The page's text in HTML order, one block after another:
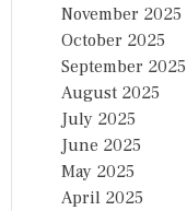
November 2025
October 2025
September 2025
August 2025
July 2025
June 2025
May 2025
April 2025